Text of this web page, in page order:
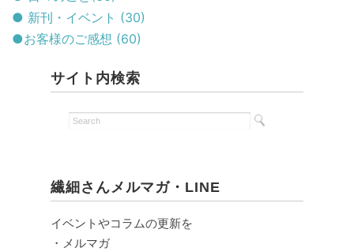
● 新刊・イベント (30)
●お客様のご感想 (60)
サイト内検索
繊細さんメルマガ・LINE
イベントやコラムの更新を
・メルマガ